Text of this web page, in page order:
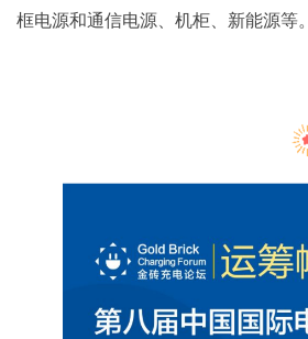
框电源和通信电源、机柜、新能源等。